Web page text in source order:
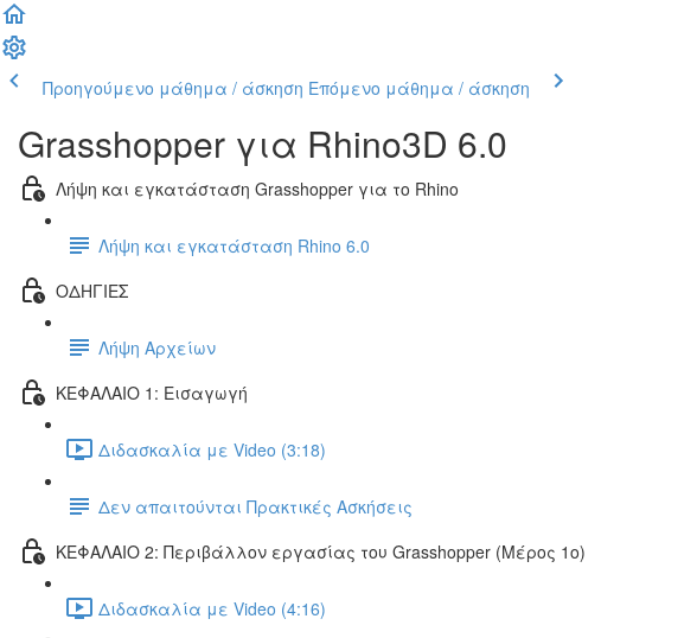
Προηγούμενο μάθημα / άσκηση Επόμενο μάθημα / άσκηση
Grasshopper για Rhino3D 6.0
Λήψη και εγκατάσταση Grasshopper για το Rhino
Λήψη και εγκατάσταση Rhino 6.0
ΟΔΗΓΙΕΣ
Λήψη Αρχείων
ΚΕΦΑΛΑΙΟ 1: Εισαγωγή
Διδασκαλία με Video (3:18)
Δεν απαιτούνται Πρακτικές Ασκήσεις
ΚΕΦΑΛΑΙΟ 2: Περιβάλλον εργασίας του Grasshopper (Μέρος 1ο)
Διδασκαλία με Video (4:16)